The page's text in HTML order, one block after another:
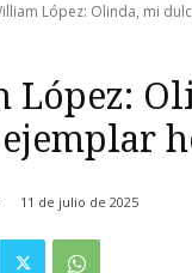
López: Olinda, mi
11 de julio de 2025